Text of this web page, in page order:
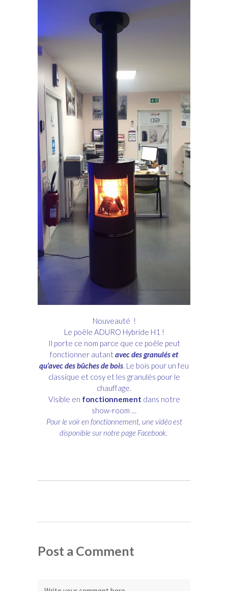
Nouveauté !
Le poêle ADURO Hybride H1 !
Il porte ce nom parce que ce poêle peut
fonctionner autantavec des granulés et
qu’avec des bûches de bois. Le bois pour un feu
classique et cosy et les granulés pour le
chauffage.
Visible en fonctionnement dans notre
show-room …
Pour le voir en fonctionnement, une vidéo est
disponible sur notre page Facebook.
Post a Comment